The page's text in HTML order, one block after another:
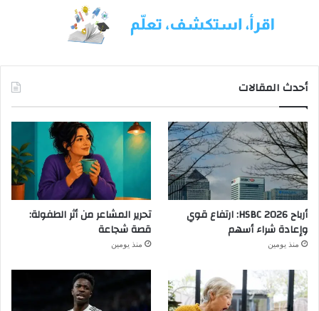
أحدث المقالات
أرباح HSBC 2026: ارتفاع قوي
وإعادة شراء أسهم
منذ يومين
تحرير المشاعر من أثر الطفولة:
قصة شجاعة
منذ يومين